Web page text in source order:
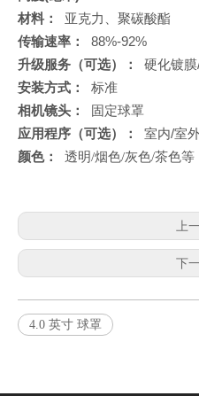
材料：
亚克力、聚碳酸酯
传输速率： 88%-92%
升级服务（可选）：
硬化镀膜
安装方式： 标准
相机镜头： 固定球罩
应用程序（可选）： 室内/室
颜色： 透明/烟色/灰色/茶色等
上
下
4.0 英寸 球罩